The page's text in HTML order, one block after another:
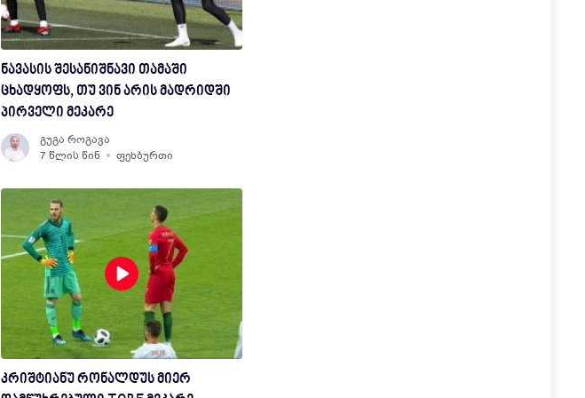
ნავასის შესანიშნავი თამაში
ცხადყოფს, თუ ვინ არის მადრიდში
პირველი მეკარე
გუგა როგავა
7 წლის წინ
ფეხბურთი
კრიშტიანუ რონალდუს მიერ